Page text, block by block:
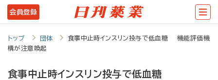
メ
イ
ン
会員登録
トップ 団体
食事中止時インスリン投与で低血糖 機能評価機
構が注意喚起
食事中止時インスリン投与で低血糖